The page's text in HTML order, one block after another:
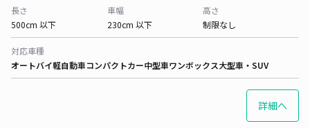
長さ
500cm 以下
車幅
230cm 以下
高さ
制限なし
対応車種
オートバイ軽自動車コンパクトカー中型車ワンボックス大型車・SUV
詳細へ